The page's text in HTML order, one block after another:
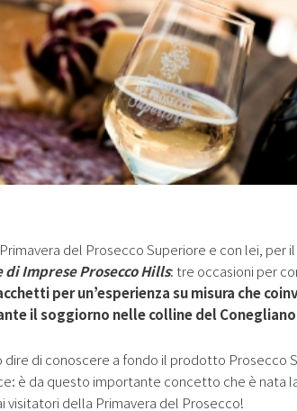
del Prosecco Superiore e con lei,
di Imprese Prosecco Hills: tre occasioni per
per un’esperienza su misura che
il soggiorno nelle colline del
dire di conoscere a fondo il prodotto Prosecco
è da questo importante concetto che è
visitatori della Primavera del Prosecco!